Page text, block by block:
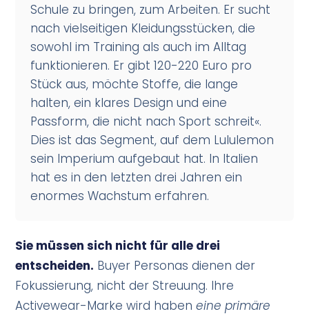
Schule zu bringen, zum Arbeiten. Er sucht
nach vielseitigen Kleidungsstücken, die
sowohl im Training als auch im Alltag
funktionieren. Er gibt 120-220 Euro pro
Stück aus, möchte Stoffe, die lange
halten, ein klares Design und eine
Passform, die nicht nach Sport schreit«.
Dies ist das Segment, auf dem Lululemon
sein Imperium aufgebaut hat. In Italien
hat es in den letzten drei Jahren ein
enormes Wachstum erfahren.
Sie müssen sich nicht für alle drei
entscheiden. Buyer Personas dienen der
Fokussierung, nicht der Streuung. Ihre
Activewear-Marke wird habeneine primäre